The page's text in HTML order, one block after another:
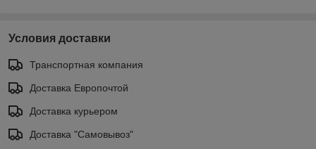
Условия доставки
Транспортная компания
Доставка Европочтой
Доставка курьером
Доставка "Самовывоз"